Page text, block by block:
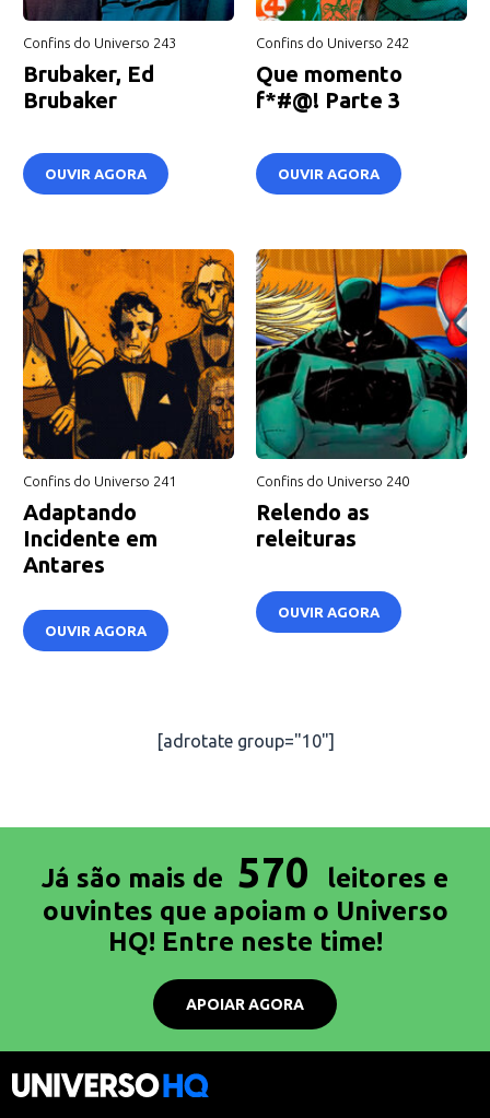
Confins do Universo 243
Brubaker, Ed
Brubaker
OUVIR AGORA
Confins do Universo 242
Que momento
f*#@! Parte 3
OUVIR AGORA
Confins do Universo 241
Adaptando
Incidente em
Antares
OUVIR AGORA
Confins do Universo 240
Relendo as
releituras
OUVIR AGORA
[adrotate group="10"]
Já são mais de 570
leitores e
ouvintes que apoiam o Universo
HQ! Entre neste time!
APOIAR AGORA